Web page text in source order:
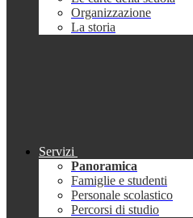
Organizzazione
La storia
Servizi
Panoramica
Famiglie e studenti
Personale scolastico
Percorsi di studio